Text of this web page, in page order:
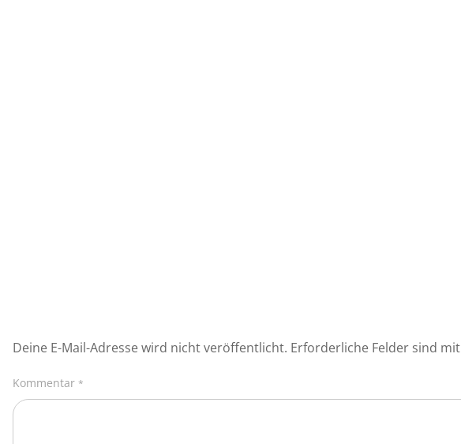
Deine E-Mail-Adresse wird nicht veröffentlicht. Erforderliche Felder sind mit
Kommentar *